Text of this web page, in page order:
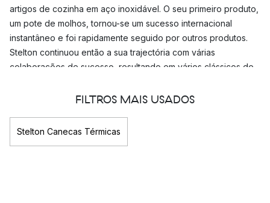
artigos de cozinha em aço inoxidável. O seu primeiro produto,
um pote de molhos, tornou-se um sucesso internacional
instantâneo e foi rapidamente seguido por outros produtos.
Stelton continuou então a sua trajectória com várias
colaborações de sucesso, resultando em vários clássicos de
Jacobsen e a série EM77concebida por Erik Magnussen. Ao
FILTROS MAIS USADOS
Stelton Canecas Térmicas